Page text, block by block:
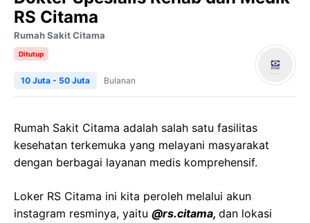
RS Citama
Rumah Sakit Citama
Ditutup
10 Juta - 50 Juta Bulanan
Rumah Sakit Citama adalah salah satu fasilitas
kesehatan terkemuka yang melayani masyarakat
dengan berbagai layanan medis komprehensif.
Loker RS Citama ini kita peroleh melalui akun
instagram resminya, yaitu @rs.citama, dan lokasi